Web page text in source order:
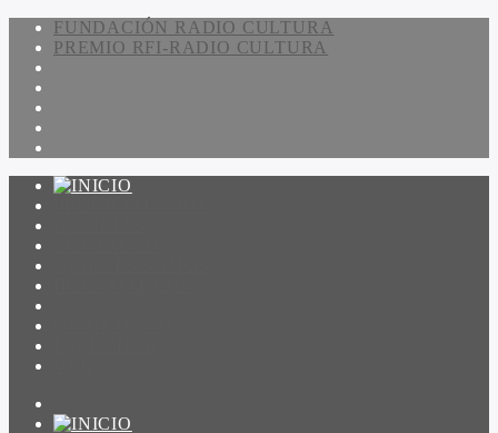
FUNDACIÓN RADIO CULTURA
PREMIO RFI-RADIO CULTURA